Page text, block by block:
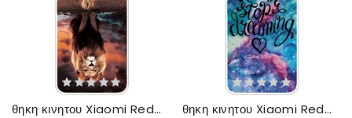
θηκη κινητου Xiaomi Redmi Note 11 Pro 4G / 5G Όνειρο Μωρού θηκη κινητου Xiaomi Redmi Note 11 Pro 4G / 5G Μην Σταματάς Ποτέ Να Ονειρεύεσαι